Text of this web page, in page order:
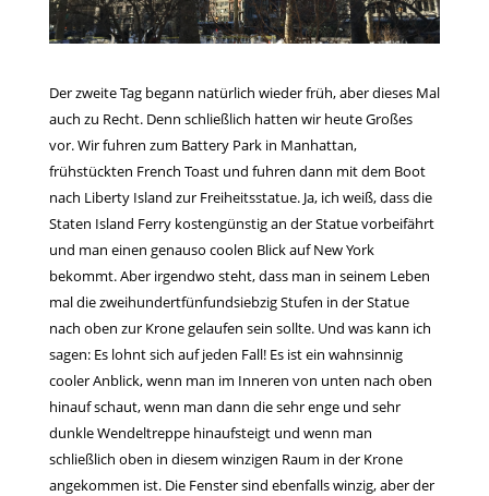
Der zweite Tag begann natürlich wieder früh, aber dieses Mal
auch zu Recht. Denn schließlich hatten wir heute Großes
vor. Wir fuhren zum Battery Park in Manhattan,
frühstückten French Toast und fuhren dann mit dem Boot
nach Liberty Island zur Freiheitsstatue. Ja, ich weiß, dass die
Staten Island Ferry kostengünstig an der Statue vorbeifährt
und man einen genauso coolen Blick auf New York
bekommt. Aber irgendwo steht, dass man in seinem Leben
mal die zweihundertfünfundsiebzig Stufen in der Statue
nach oben zur Krone gelaufen sein sollte. Und was kann ich
sagen: Es lohnt sich auf jeden Fall! Es ist ein wahnsinnig
cooler Anblick, wenn man im Inneren von unten nach oben
hinauf schaut, wenn man dann die sehr enge und sehr
dunkle Wendeltreppe hinaufsteigt und wenn man
schließlich oben in diesem winzigen Raum in der Krone
angekommen ist. Die Fenster sind ebenfalls winzig, aber der